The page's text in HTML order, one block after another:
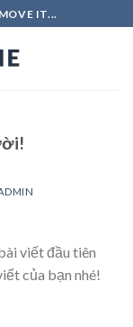
IT...
viết đầu tiên
của bạn nhé!